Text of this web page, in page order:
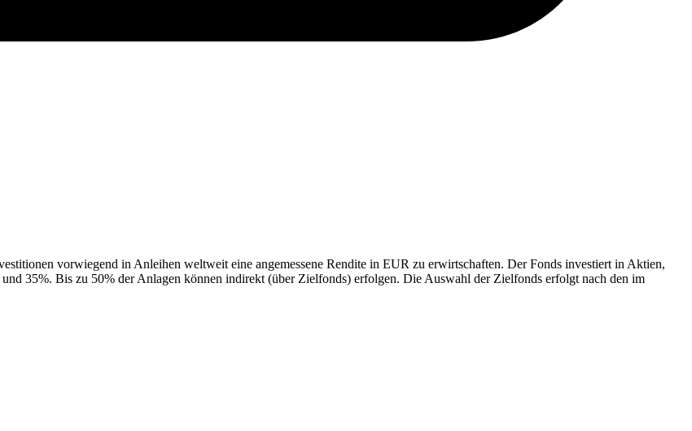
vorwiegend in Anleihen weltweit eine angemessene Rendite in EUR zu erwirtschaften. Der Fonds investiert in Aktien,
35%. Bis zu 50% der Anlagen können indirekt (über Zielfonds) erfolgen. Die Auswahl der Zielfonds erfolgt nach den im